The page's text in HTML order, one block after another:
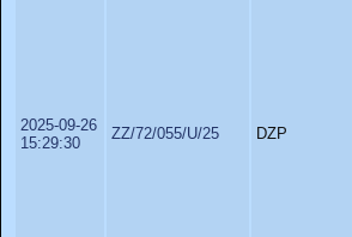
2025-09-26
15:29:30
ZZ/72/055/U/25 DZP